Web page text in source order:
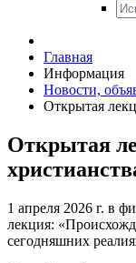
Главная
Информация
Новости,
Открытая
Открытая
1 апреля 2026 г. в
лекция:
сегодняшних